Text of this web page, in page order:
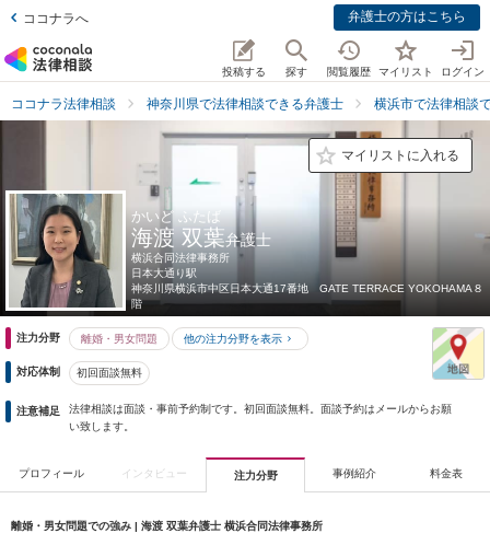
ココナラへ 弁護士の方はこちら
投稿する 探す 閲覧履歴 マイリスト ログイン
ココナラ法律相談 神奈川県で法律相談できる弁護士 横浜市で法律相談
マイリストに入れる
かいど ふたば
海渡 双葉弁護士
横浜合同法律事務所
日本大通り駅
神奈川県横浜市中区日本大通17番地 GATE TERRACE YOKOHAMA８
階
注力分野 離婚・男女問題 他の注力分野を表示
対応体制 初回面談無料
注意補足
法律相談は面談・事前予約制です。初回面談無料。面談予約はメールからお願
い致します。
プロフィール インタビュー 注力分野 事例紹介 料金表
離婚・男女問題での強み | 海渡 双葉弁護士 横浜合同法律事務所